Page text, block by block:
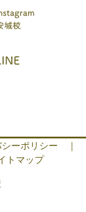
ーポリシー
｜
トマップ